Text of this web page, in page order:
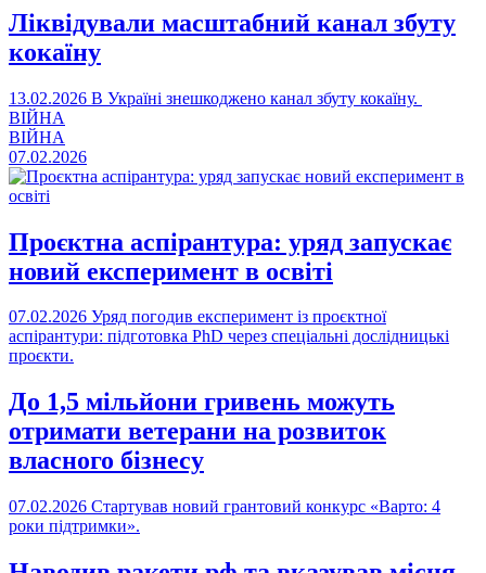
Ліквідували масштабний канал збуту
кокаїну
13.02.2026 В Україні знешкоджено канал збуту кокаїну.
ВІЙНА
ВІЙНА
07.02.2026
Проєктна аспірантура: уряд запускає
новий експеримент в освіті
07.02.2026 Уряд погодив експеримент із проєктної
аспірантури: підготовка PhD через спеціальні дослідницькі
проєкти.
До 1,5 мільйони гривень можуть
отримати ветерани на розвиток
власного бізнесу
07.02.2026 Стартував новий грантовий конкурс «Варто: 4
роки підтримки».